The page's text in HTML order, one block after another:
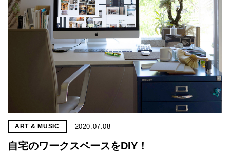
ART & MUSIC 2020.07.08
自宅のワークスペースをDIY！